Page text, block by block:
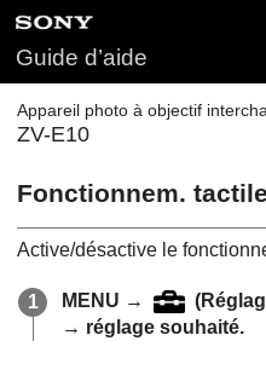
Guide d’aide
Appareil photo à objectif
ZV-E10
Fonctionnem. tactile
Active/désactive le
MENU → (
→ réglage souhaité.